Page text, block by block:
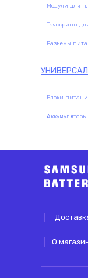
Модули для
Тачскрины
Разъемы
Блоки
О